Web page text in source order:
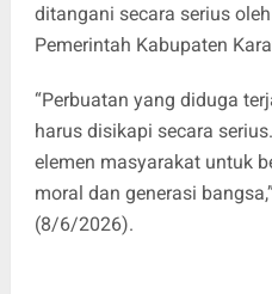
ditangani secara serius
Pemerintah Kabupaten
“Perbuatan yang diduga
harus disikapi secara
elemen masyarakat untuk
moral dan generasi
(8/6/2026).